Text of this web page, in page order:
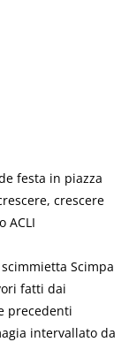
festa in piazza
crescere
ACLI
Scimpa
fatti dai
precedenti
intervallato da